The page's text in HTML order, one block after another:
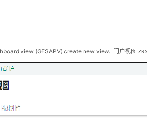
view (GESAPV) create new view. 门户视图